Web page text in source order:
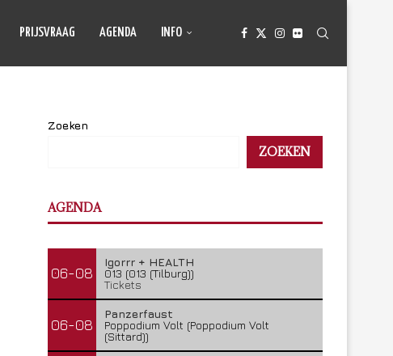
PRIJSVRAAG AGENDA INFO
Zoeken
ZOEKEN
AGENDA
06-08
Igorrr + HEALTH
013 (013 (Tilburg))
Tickets
06-08
Panzerfaust
Poppodium Volt (Poppodium Volt
(Sittard))